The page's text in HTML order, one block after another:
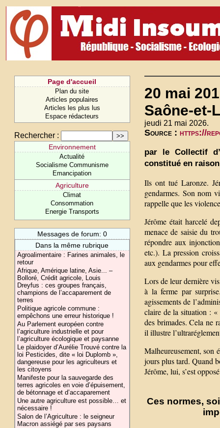
Page d'accueil
Plan du site
Articles populaires
Articles les plus lus
Espace rédacteurs
Rechercher :
Environnement
Actualité
Socialisme Communisme
Emancipation
Agriculture
Climat
Consommation
Energie Transports
Messages de forum: 0
Dans la même rubrique
Agroalimentaire : Farines animales, le
retour
Afrique, Amérique latine, Asie... –
Bolloré, Crédit agricole, Louis
Dreyfus : ces groupes français,
champions de l’accaparement de
terres
Politique agricole commune :
empêchons une erreur historique !
Au Parlement européen contre
l’agriculture industrielle et pour
l’agriculture écologique et paysanne
Le plaidoyer d’Aurélie Trouvé contre la
loi Pesticides, dite « loi Duplomb »,
dangereuse pour les agriculteurs et
les citoyens
Manifeste pour la sauvegarde des
terres agricoles en voie d’épuisement,
de bétonnage et d’accaparement
Une autre agriculture est possible… et
nécessaire !
Salon de l’Agriculture : le seigneur
Macron assiégé par ses paysans
20 mai
Saône-et-
jeudi 21 mai 2026.
Source : https://
par le Collectif
constitué en
Ils ont tué Laronze.
gendarmes. Son nom
rappelle que les
Jérôme était harcelé
menace de saisie du
répondre aux
etc.). La pression
aux gendarmes pour
Lors de leur dernière
à la ferme par
agissements de
claire de la situation : «
des brimades. Cela ne
il illustre
Malheureusement, son
jours plus tard. Quand
Jérôme, lui, s’est
Ces normes,